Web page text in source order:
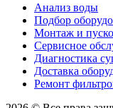
Анализ воды
Подбор
Монтаж и
Сервисное
Диагностика
Доставка
Ремонт